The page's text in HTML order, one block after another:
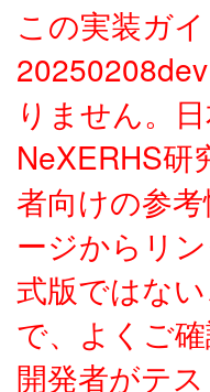
この実装ガ
りません。
NeXERHS研
者向けの参
ージからリ
式版ではな
で、よくご確
開発者がテ